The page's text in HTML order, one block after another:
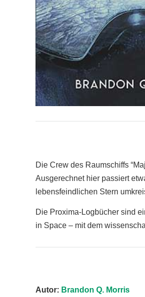
Die Crew des Raumschiffs
Ausgerechnet hier passiert
lebensfeindlichen Stern
Die Proxima-Logbücher sind
in Space – mit dem
Autor: Brandon Q. Morris